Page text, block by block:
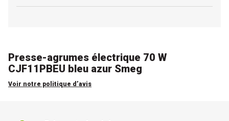
Presse-agrumes électrique 70 W
CJF11PBEU bleu azur Smeg
Voir notre politique d’avis